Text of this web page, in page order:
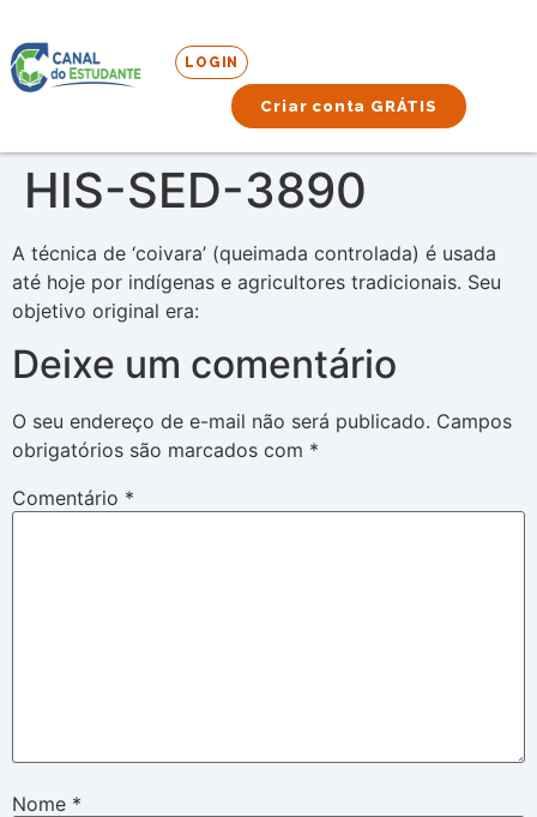
LOGIN
Criar conta GRÁTIS
HIS-SED-3890
A técnica de ‘coivara’ (queimada controlada) é usada
até hoje por indígenas e agricultores tradicionais. Seu
objetivo original era:
Deixe um comentário
O seu endereço de e-mail não será publicado. Campos
obrigatórios são marcados com *
Comentário *
Nome *